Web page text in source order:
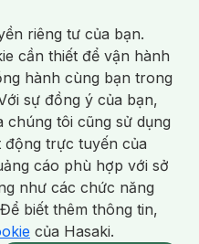
Phí 2H Xem chi tiết
Nạ Xông Hơi /Nước Rửa Tay/
/Bàn Chải Điện/
Nước/ Nước Súc Miệng/
Dịch Vệ Sinh/Dưỡng Vùng Kín/
Tampon/Bọt Cạo Râu /Dao Cạo Râu/
/ Da Lão Hóa/ Da Mụn/
/ Nám / Tàn Nhang
/ Máy Rửa Mặt Máy Chăm Sóc Da
riêng tư của bạn.
cần thiết để vận hành
hành cùng bạn trong
sự đồng ý của bạn,
chúng tôi cũng sử dụng
động trực tuyến của
cáo phù hợp với sở
như các chức năng
biết thêm thông tin,
của Hasaki.